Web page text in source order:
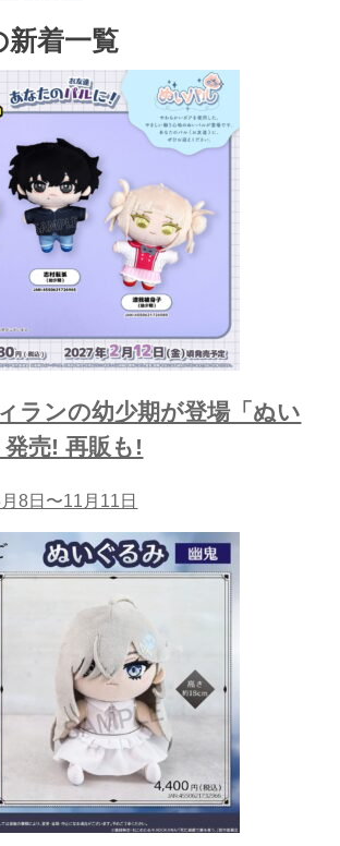
新着一覧
ランの幼少期が登場「ぬい
売! 再販も!
8日〜11月11日